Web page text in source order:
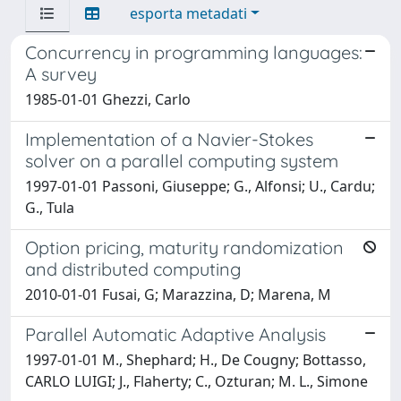
esporta metadati
Concurrency in programming languages:
A survey
1985-01-01 Ghezzi, Carlo
Implementation of a Navier-Stokes
solver on a parallel computing system
1997-01-01 Passoni, Giuseppe; G., Alfonsi; U., Cardu;
G., Tula
Option pricing, maturity randomization
and distributed computing
2010-01-01 Fusai, G; Marazzina, D; Marena, M
Parallel Automatic Adaptive Analysis
1997-01-01 M., Shephard; H., De Cougny; Bottasso,
CARLO LUIGI; J., Flaherty; C., Ozturan; M. L., Simone